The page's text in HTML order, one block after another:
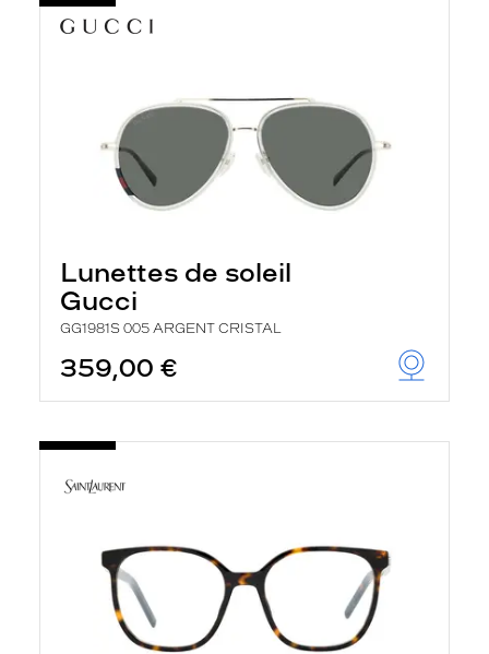
Lunettes de soleil
Gucci
GG1981S 005 ARGENT CRISTAL
359,00 €